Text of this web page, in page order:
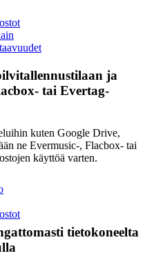
ja
tai Evertag-
kuten Google Drive,
ne Evermusic-, Flacbox- tai
käyttöä varten.
tietokoneelta